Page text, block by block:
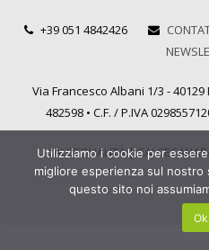
+39 051 4842426
Via Francesco Albani 1/3 - 40129
482598 • C.F. / P.IVA
CALCEQUALITÀ|
Utilizziamo i cookie per
migliore esperienza sul
questo sito noi
Ok